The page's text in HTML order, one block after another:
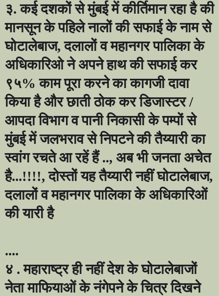
३. कई दशकों से मुंबई में कीर्तिमान रहा है की
मानसून के पहिले नालों की सफाई के नाम से
घोटालेबाज,दलालों व महानगर पालिका के
अधिकारिओ ने अपने हाथ की सफाई कर
९५% काम पूरा करने का कागजी दावा
किया है और छाती ठोक कर डिजास्टर /
आपदा विभाग व पानी निकासी के पम्पों से
मुंबई में जलभराव से निपटने की तैय्यारी का
स्वांग रचते आ रहें हैं .., अब भी जनता अचेत
है...!!!!,दोस्तों यह तैय्यारी नहीं घोटालेबाज,
दलालों व महानगर पालिका के अधिकारिओं
की यारी है
....
४ . महाराष्ट्र ही नहीं देश के घोटालेबाजों
नेता माफियाओं के नंगेपने के चित्र दिखने